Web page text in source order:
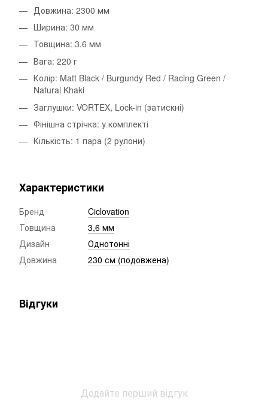
Довжина: 2300 мм
Ширина: 30 мм
Товщина: 3.6 мм
Вага: 220 г
Колір: Matt Black / Burgundy Red / Racing Green /
Natural Khaki
Заглушки: VORTEX, Lock-in (затискні)
Фінішна стрічка: у комплекті
Кількість: 1 пара (2 рулони)
Характеристики
Бренд
Ciclovation
Товщина
3,6 мм
Дизайн
Однотонні
Довжина
230 см (подовжена)
Відгуки
Додайте перший відгук